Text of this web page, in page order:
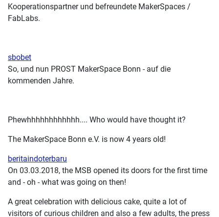
Kooperationspartner und befreundete MakerSpaces /
FabLabs.
sbobet
So, und nun PROST MakerSpace Bonn - auf die
kommenden Jahre.
Phewhhhhhhhhhhhh.... Who would have thought it?
The MakerSpace Bonn e.V. is now 4 years old!
beritaindoterbaru
On 03.03.2018, the MSB opened its doors for the first time
and - oh - what was going on then!
A great celebration with delicious cake, quite a lot of
visitors of curious children and also a few adults, the press